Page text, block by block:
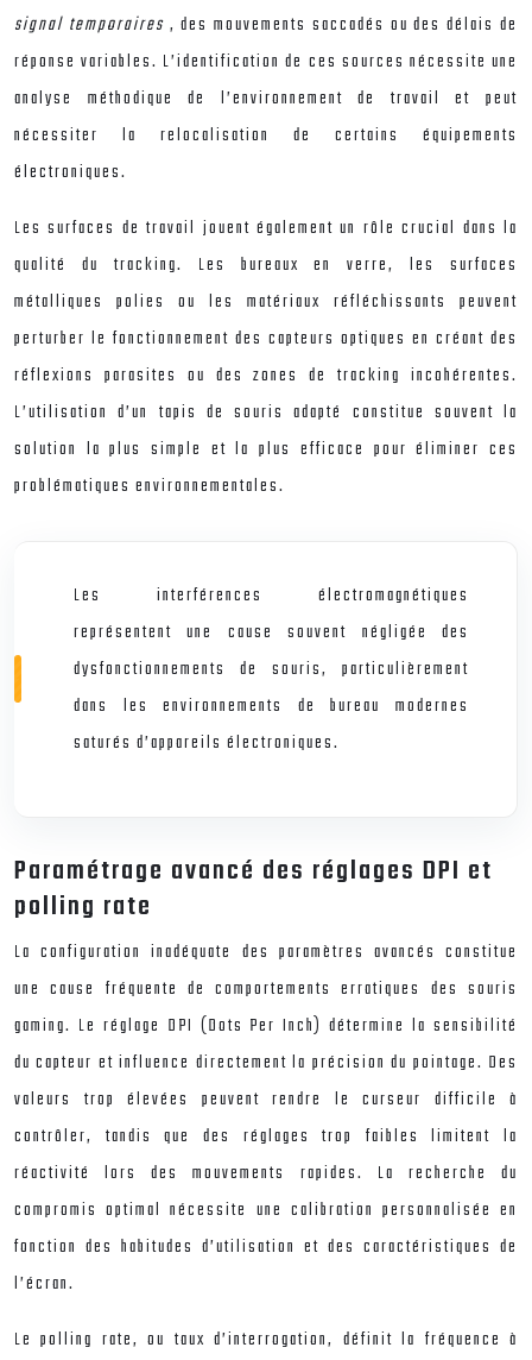
signal temporaires , des mouvements saccadés ou des délais de
réponse variables. L’identification de ces sources nécessite une
analyse méthodique de l’environnement de travail et peut
nécessiter la relocalisation de certains équipements
électroniques.
Les surfaces de travail jouent également un rôle crucial dans la
qualité du tracking. Les bureaux en verre, les surfaces
métalliques polies ou les matériaux réfléchissants peuvent
perturber le fonctionnement des capteurs optiques en créant des
réflexions parasites ou des zones de tracking incohérentes.
L’utilisation d’un tapis de souris adapté constitue souvent la
solution la plus simple et la plus efficace pour éliminer ces
problématiques environnementales.
Les interférences électromagnétiques
représentent une cause souvent négligée des
dysfonctionnements de souris, particulièrement
dans les environnements de bureau modernes
saturés d’appareils électroniques.
Paramétrage avancé des réglages DPI et
polling rate
La configuration inadéquate des paramètres avancés constitue
une cause fréquente de comportements erratiques des souris
gaming. Le réglage DPI (Dots Per Inch) détermine la sensibilité
du capteur et influence directement la précision du pointage. Des
valeurs trop élevées peuvent rendre le curseur difficile à
contrôler, tandis que des réglages trop faibles limitent la
réactivité lors des mouvements rapides. La recherche du
compromis optimal nécessite une calibration personnalisée en
fonction des habitudes d’utilisation et des caractéristiques de
l’écran.
Le polling rate, ou taux d’interrogation, définit la fréquence à